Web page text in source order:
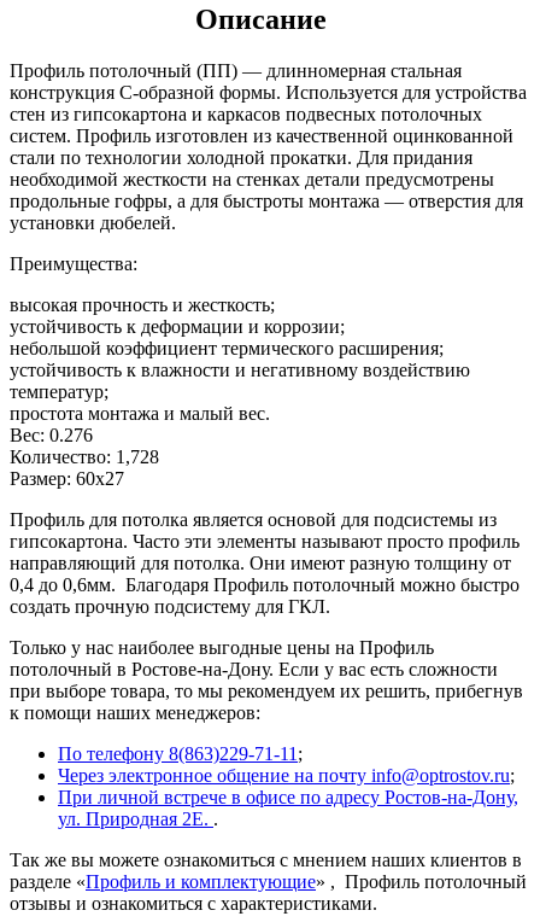
Описание
Профиль потолочный (ПП) — длинномерная стальная
конструкция С-образной формы. Используется для устройства
стен из гипсокартона и каркасов подвесных потолочных
систем. Профиль изготовлен из качественной оцинкованной
стали по технологии холодной прокатки. Для придания
необходимой жесткости на стенках детали предусмотрены
продольные гофры, а для быстроты монтажа — отверстия для
установки дюбелей.
Преимущества:
высокая прочность и жесткость;
устойчивость к деформации и коррозии;
небольшой коэффициент термического расширения;
устойчивость к влажности и негативному воздействию
температур;
простота монтажа и малый вес.
Вес: 0.276
Количество: 1,728
Размер: 60х27
Профиль для потолка является основой для подсистемы из
гипсокартона. Часто эти элементы называют просто профиль
направляющий для потолка. Они имеют разную толщину от
0,4 до 0,6мм. Благодаря Профиль потолочный можно быстро
создать прочную подсистему для ГКЛ.
Только у нас наиболее выгодные цены на Профиль
потолочный в Ростове-на-Дону. Если у вас есть сложности
при выборе товара, то мы рекомендуем их решить, прибегнув
к помощи наших менеджеров:
По телефону 8(863)229-71-11 ;
Через электронное общение на почту info@optrostov.ru;
При личной встрече в офисе по адресу Ростов-на-Дону,
ул. Природная 2Е. .
Так же вы можете ознакомиться с мнением наших клиентов в
разделе «Профиль и комплектующие» , Профиль потолочный
отзывы и ознакомиться с характеристиками.